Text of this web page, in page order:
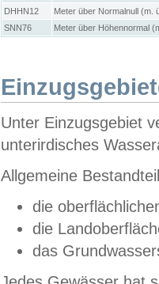
DHHN12
Meter über Normalnull (m.
SNN76
Meter über Höhennormal
Unter Einzugsgebiet
unterirdisches
Allgemeine
die
die
das